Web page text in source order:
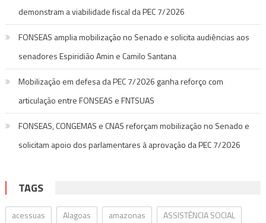
demonstram a viabilidade fiscal da PEC 7/2026
FONSEAS amplia mobilização no Senado e solicita audiências aos
senadores Espiridião Amin e Camilo Santana
Mobilização em defesa da PEC 7/2026 ganha reforço com
articulação entre FONSEAS e FNTSUAS
FONSEAS, CONGEMAS e CNAS reforçam mobilização no Senado e
solicitam apoio dos parlamentares à aprovação da PEC 7/2026
TAGS
acessuas Alagoas amazonas
ASSISTÊNCIA SOCIAL